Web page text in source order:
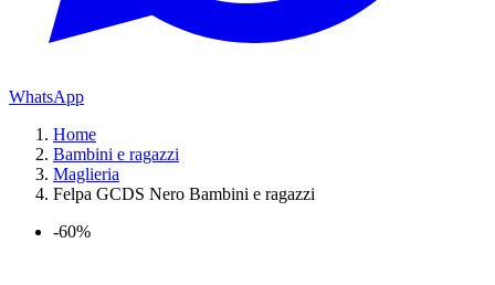
WhatsApp
Home
Bambini e ragazzi
Maglieria
Felpa GCDS Nero Bambini e ragazzi
-60%